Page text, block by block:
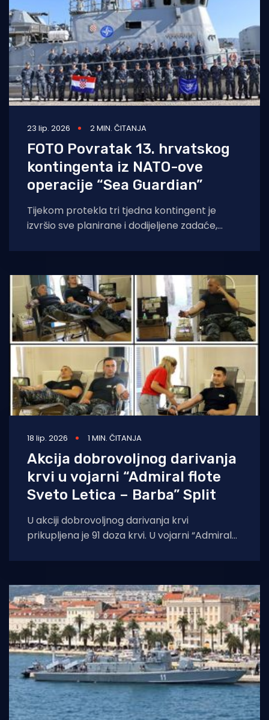
23 lip. 2026 2 MIN. ČITANJA
FOTO Povratak 13. hrvatskog
kontingenta iz NATO-ove
operacije “Sea Guardian”
Tijekom protekla tri tjedna kontingent je
izvršio sve planirane i dodijeljene zadaće,
korvete Dino Čobo.
18 lip. 2026 1 MIN. ČITANJA
Akcija dobrovoljnog darivanja
krvi u vojarni “Admiral flote
Sveto Letica – Barba” Split
U akciji dobrovoljnog darivanja krvi
prikupljena je 91 doza krvi. U vojarni “Admiral